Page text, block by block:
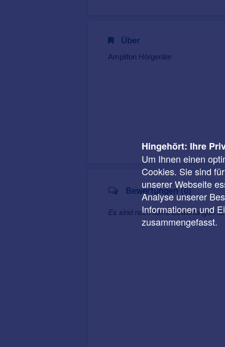
Über
Amplifon Hörgeräte
Bewertungen (0)
Es sind noch keine Bewertungen
Hingehört: Ihre
Um Ihnen einen
Cookies. Sie sind
unserer Webseite
Analyse unserer
Informationen und
zusammengefasst.